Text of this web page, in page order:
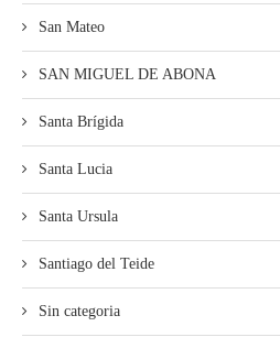
San Mateo
SAN MIGUEL DE ABONA
Santa Brígida
Santa Lucia
Santa Ursula
Santiago del Teide
Sin categoria